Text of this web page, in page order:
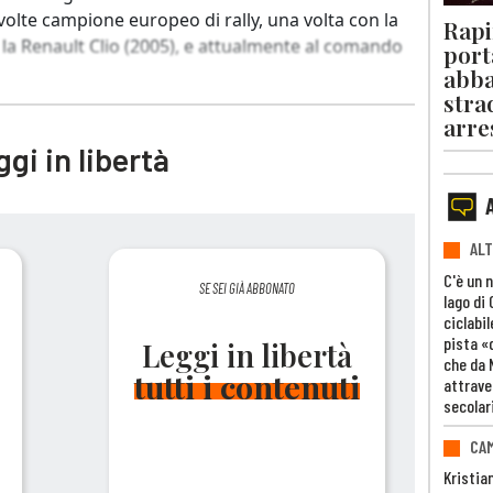
campione europeo di rally, una volta con la
Renault Clio (2005), e attualmente al comando
in libertà
SE SEI GIÀ ABBONATO
Leggi in libertà
tutti i contenuti
C'è un
lago di
pista
che da